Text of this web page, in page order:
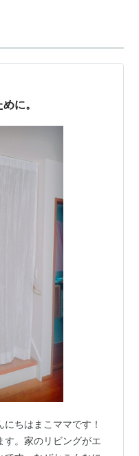
に。
ちはまこママです！
す。家のリビングがエ